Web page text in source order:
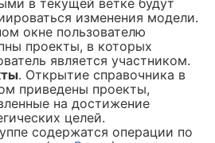
в текущей ветке будут
изменения модели.
окне пользователю
проекты, в которых
является участником.
. Открытие справочника в
приведены проекты,
на достижение
целей.
содержатся операции по